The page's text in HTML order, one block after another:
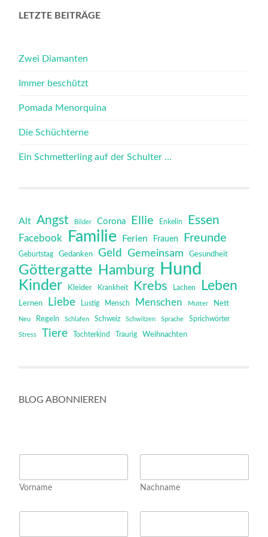
LETZTE BEITRÄGE
Zwei Diamanten
Immer beschützt
Pomada Menorquina
Die Schüchterne
Ein Schmetterling auf der Schulter …
Alt Angst Bilder Corona Ellie Enkelin Essen
Facebook Familie Ferien Frauen Freunde
Geburtstag Gedanken Geld Gemeinsam Gesundheit
Göttergatte Hamburg Hund
Kinder Kleider Krankheit Krebs Lachen Leben
Lernen Liebe Lustig Mensch Menschen Mutter Nett
Neu Regeln Schlafen Schweiz Schwitzen Sprache Sprichwörter
Stress Tiere Tochterkind Traurig Weihnachten
BLOG ABONNIEREN
im
e
Vorname Nachname